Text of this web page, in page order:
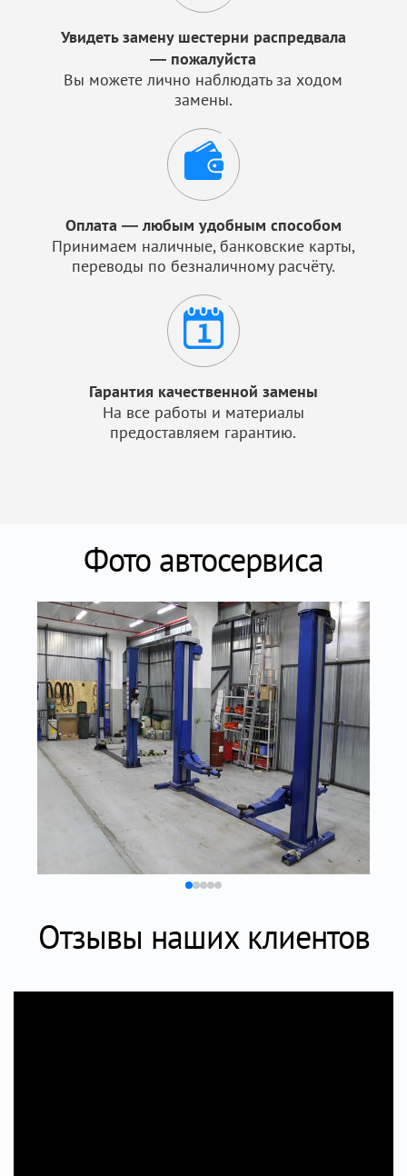
Увидеть замену шестерни распредвала
— пожалуйста
Вы можете лично наблюдать за ходом
замены.
Оплата — любым удобным способом
Принимаем наличные, банковские карты,
переводы по безналичному расчёту.
Гарантия качественной замены
На все работы и материалы
предоставляем гарантию.
Фото автосервиса
Отзывы наших клиентов